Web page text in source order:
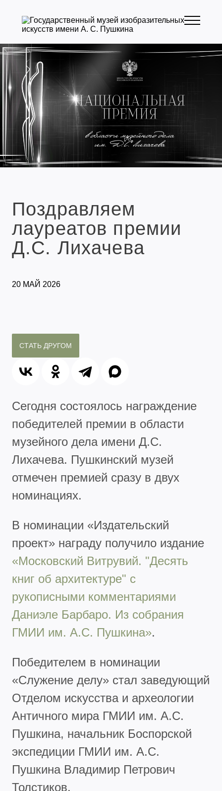
Поздравляем
лауреатов премии
Д.С. Лихачева
20 МАЙ 2026
СТАТЬ ДРУГОМ
Сегодня состоялось награждение
победителей премии в области
музейного дела имени Д.С.
Лихачева. Пушкинский музей
отмечен премией сразу в двух
номинациях.
В номинации «Издательский
проект» награду получило издание
«Московский Витрувий. "Десять
книг об архитектуре" с
рукописными комментариями
Даниэле Барбаро. Из собрания
ГМИИ им. А.С. Пушкина».
Победителем в номинации
«Служение делу» стал заведующий
Отделом искусства и археологии
Античного мира ГМИИ им. А.С.
Пушкина, начальник Боспорской
экспедиции ГМИИ им. А.С.
Пушкина Владимир Петрович
Толстиков.